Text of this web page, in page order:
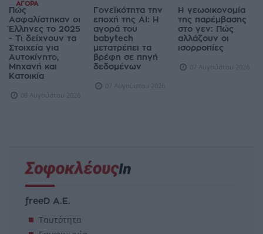
ΑΓΟΡΆ
Πώς
Ασφαλίστηκαν οι
Έλληνες το 2025
- Τι δείχνουν τα
Στοιχεία για
Αυτοκίνητο,
Μηχανή και
Κατοικία
08 Αυγούστου 2026
Γονεϊκότητα την
εποχή της AI: Η
αγορά του
babytech
μετατρέπει τα
βρέφη σε πηγή
δεδομένων
07 Αυγούστου 2026
Η γεωοικονομία
της παρέμβασης
στο γεν: Πώς
αλλάζουν οι
ισορροπίες
07 Αυγούστου 2026